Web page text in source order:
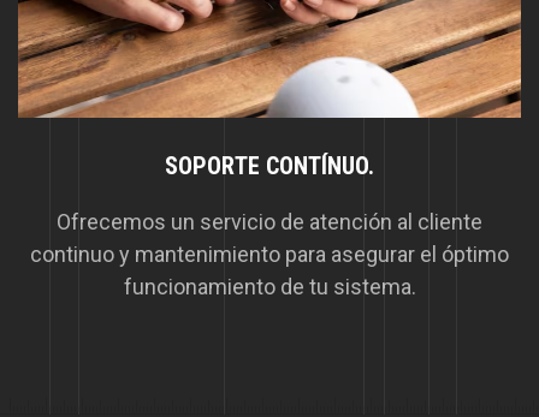
SOPORTE CONTÍNUO.
Ofrecemos un servicio de atención al cliente
continuo y mantenimiento para asegurar el óptimo
funcionamiento de tu sistema.